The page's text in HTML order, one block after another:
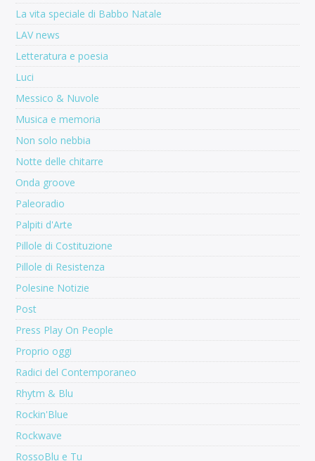
La vita speciale di Babbo Natale
LAV news
Letteratura e poesia
Luci
Messico & Nuvole
Musica e memoria
Non solo nebbia
Notte delle chitarre
Onda groove
Paleoradio
Palpiti d'Arte
Pillole di Costituzione
Pillole di Resistenza
Polesine Notizie
Post
Press Play On People
Proprio oggi
Radici del Contemporaneo
Rhytm & Blu
Rockin'Blue
Rockwave
RossoBlu e Tu